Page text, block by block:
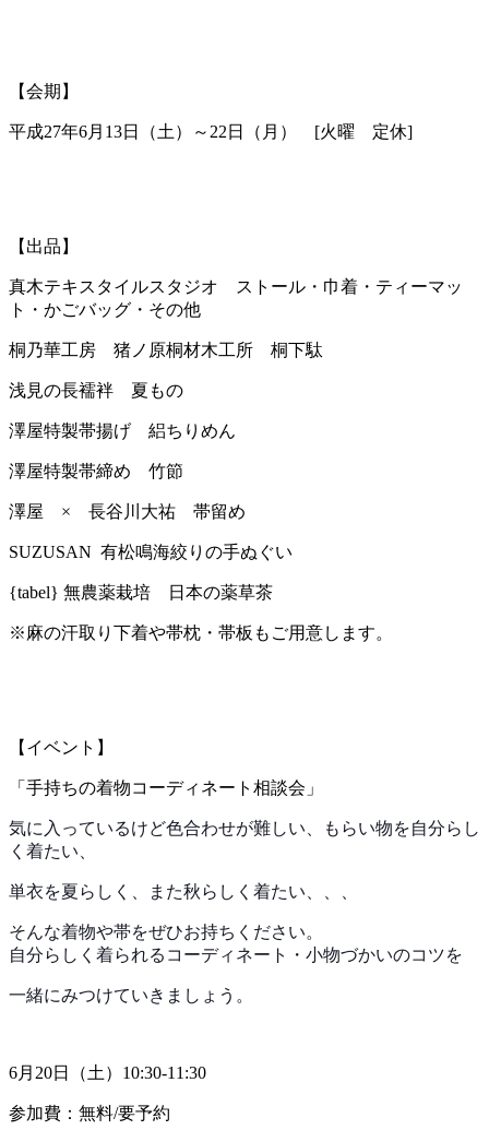
【会期】
平成27年6月13日（土）～22日（月） [火曜 定休]
【出品】
真木テキスタイルスタジオ ストール・巾着・ティーマッ
ト・かごバッグ・その他
桐乃華工房 猪ノ原桐材木工所 桐下駄
浅見の長襦袢 夏もの
澤屋特製帯揚げ 絽ちりめん
澤屋特製帯締め 竹節
澤屋 × 長谷川大祐 帯留め
SUZUSAN 有松鳴海絞りの手ぬぐい
{tabel} 無農薬栽培 日本の薬草茶
※麻の汗取り下着や帯枕・帯板もご用意します。
【イベント】
「手持ちの着物コーディネート相談会」
気に入っているけど色合わせが難しい、もらい物を自分らし
く着たい、
単衣を夏らしく、また秋らしく着たい、、、
そんな着物や帯をぜひお持ちください。
自分らしく着られるコーディネート・小物づかいのコツを
一緒にみつけていきましょう。
6月20日（土）10:30-11:30
参加費：無料/要予約